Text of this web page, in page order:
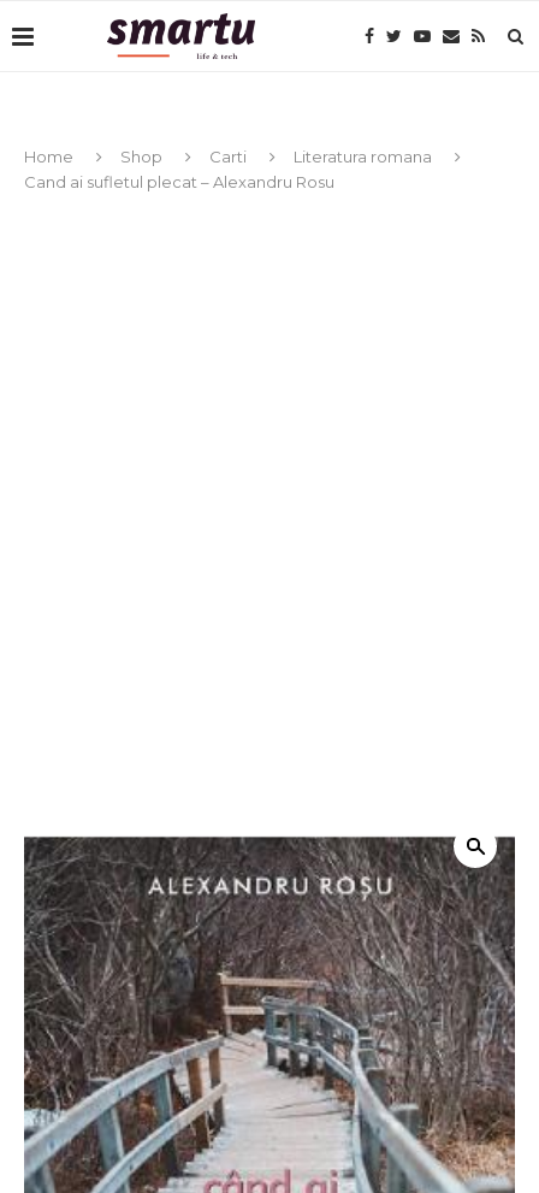
Home Shop Carti
Literatura romana
Cand ai sufletul plecat – Alexandru Rosu